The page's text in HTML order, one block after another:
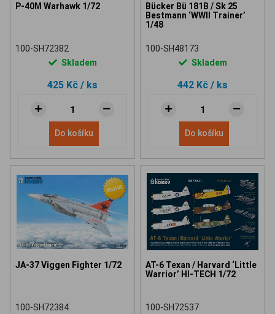
P-40M Warhawk 1/72
100-SH72382
Skladem
425 Kč / ks
Do košíku
Bücker Bü 181B / Sk 25
Bestmann ‘WWII Trainer’
1/48
100-SH48173
Skladem
442 Kč / ks
Do košíku
JA-37 Viggen Fighter 1/72
100-SH72384
AT-6 Texan / Harvard ‘Little
Warrior’ HI-TECH 1/72
100-SH72537